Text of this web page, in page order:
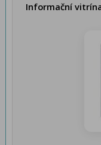
Informační